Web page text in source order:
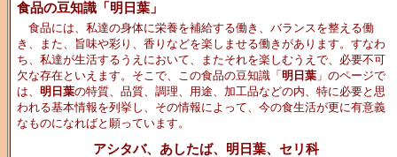
食品の豆知識「明日葉」
食品には、私達の身体に栄養を補給する働き、バランスを整える働
き、また、旨味や彩り、香りなどを楽しませる働きがあります。すなわ
ち、私達が生活するうえにおいて、またそれを楽しむうえで、必要不可
欠な存在といえます。そこで、この食品の豆知識「 明日葉 」のページで
は、 明日葉の特質、品質、調理、用途、加工品などの内、特に必要と思
われる基本情報を列挙し、その情報によって、今の食生活が更に有意義
なものになればと願っています。
アシタバ、あしたば、明日葉、セリ科